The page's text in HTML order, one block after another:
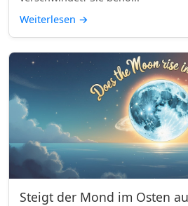
Weiterlesen →
Steigt der Mond im Osten